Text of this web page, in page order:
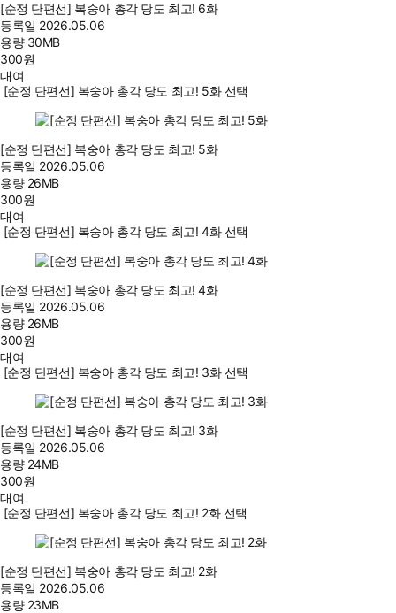
[순정 단편선] 복숭아 총각 당도 최고! 6화
등록일 2026.05.06
용량 30MB
300원
대여
[순정 단편선] 복숭아 총각 당도 최고! 5화 선택
[순정 단편선] 복숭아 총각 당도 최고! 5화
등록일 2026.05.06
용량 26MB
300원
대여
[순정 단편선] 복숭아 총각 당도 최고! 4화 선택
[순정 단편선] 복숭아 총각 당도 최고! 4화
등록일 2026.05.06
용량 26MB
300원
대여
[순정 단편선] 복숭아 총각 당도 최고! 3화 선택
[순정 단편선] 복숭아 총각 당도 최고! 3화
등록일 2026.05.06
용량 24MB
300원
대여
[순정 단편선] 복숭아 총각 당도 최고! 2화 선택
[순정 단편선] 복숭아 총각 당도 최고! 2화
등록일 2026.05.06
용량 23MB